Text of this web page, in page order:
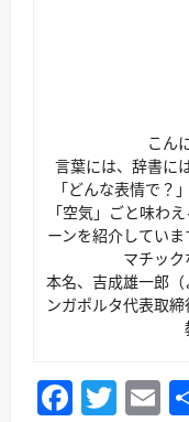
こん
言葉には、辞書に
「どんな表情で？
「空気」ごと味わ
ーンを紹介してい
マチック
本名、吉成雄一郎
ンガポルタ代表取